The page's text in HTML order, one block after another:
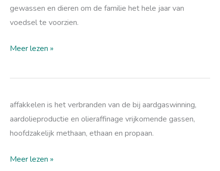
gewassen en dieren om de familie het hele jaar van
voedsel te voorzien.
Meer lezen »
affakkelen is het verbranden van de bij aardgaswinning,
aardolieproductie en olieraffinage vrijkomende gassen,
hoofdzakelijk methaan, ethaan en propaan.
affakkelen
Meer lezen »